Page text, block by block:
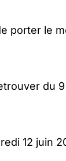
porter le
du 9
12 juin